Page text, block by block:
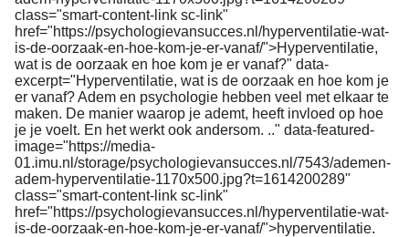
class="smart-content-link sc-link"
href="https://psychologievansucces.nl/hyperventilatie-wat-
is-de-oorzaak-en-hoe-kom-je-er-vanaf/">Hyperventilatie,
wat is de oorzaak en hoe kom je er vanaf?" data-
excerpt="Hyperventilatie, wat is de oorzaak en hoe kom je
er vanaf? Adem en psychologie hebben veel met elkaar te
maken. De manier waarop je ademt, heeft invloed op hoe
je je voelt. En het werkt ook andersom. .." data-featured-
image="https://media-
01.imu.nl/storage/psychologievansucces.nl/7543/ademen-
adem-hyperventilatie-1170x500.jpg?t=1614200289"
class="smart-content-link sc-link"
href="https://psychologievansucces.nl/hyperventilatie-wat-
is-de-oorzaak-en-hoe-kom-je-er-vanaf/">hyperventilatie.